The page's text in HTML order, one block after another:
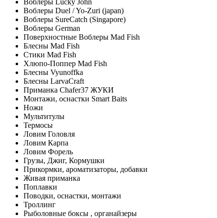
Воблеры Lucky John
Воблеры Duel / Yo-Zuri (japan)
Воблеры SureCatch (Singapore)
Воблеры German
Поверхностные Воблеры Mad Fish
Блесны Mad Fish
Стики Mad Fish
Хлюпо-Поппер Mad Fish
Блесны Vyunoffka
Блесны LarvaCraft
Приманка Chafer37 ЖУКИ
Монтажи, оснастки Smart Baits
Ножи
Мультитулы
Термосы
Ловим Головля
Ловим Карпа
Ловим Форель
Грузы, Джиг, Кормушки
Прикормки, ароматизаторы, добавки
Живая приманка
Поплавки
Поводки, оснастки, монтажи
Троллинг
Рыболовные боксы , органайзеры